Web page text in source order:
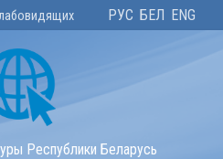
РУС БЕЛ ENG
Республики Беларусь